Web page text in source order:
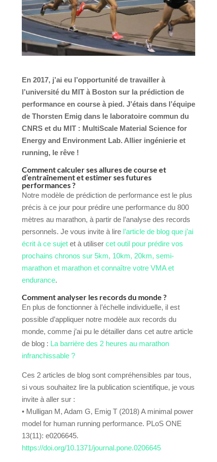
En 2017, j’ai eu l’opportunité de travailler à
l’université du MIT à Boston sur la prédiction de
performance en course à pied. J’étais dans l’équipe
de Thorsten Emig dans le laboratoire commun du
CNRS et du MIT : MultiScale Material Science for
Energy and Environment Lab. Allier ingénierie et
running, le rêve !
Comment calculer ses allures de course et
d’entraînement et estimer ses futures
performances ?
Notre modèle de prédiction de performance est le plus
précis à ce jour pour prédire une performance du 800
mètres au marathon, à partir de l’analyse des records
personnels. Je vous invite à lire l’article de blog que j’ai
écrit à ce sujetet à utiliser cet outil pour prédire vos
prochains chronos sur 5km, 10km, 20km, semi-
marathon et marathon et connaître votre VMA et
endurance.
Comment analyser les records du monde ?
En plus de fonctionner à l’échelle individuelle, il est
possible d’appliquer notre modèle aux records du
monde, comme j’ai pu le détailler dans cet autre article
de blog : La barrière des 2 heures au marathon
infranchissable ?
Ces 2 articles de blog sont compréhensibles par tous,
si vous souhaitez lire la publication scientifique, je vous
invite à aller sur :
• Mulligan M, Adam G, Emig T (2018) A minimal power
model for human running performance. PLoS ONE
13(11): e0206645.
https://doi.org/10.1371/journal.pone.0206645